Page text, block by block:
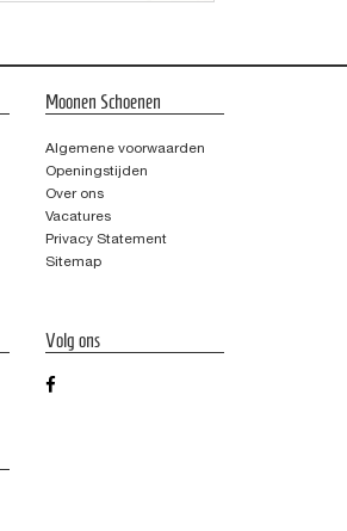
Moonen Schoenen
Algemene voorwaarden
Openingstijden
Over ons
Vacatures
Privacy Statement
Sitemap
Volg ons